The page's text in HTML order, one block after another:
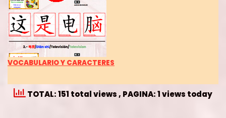
VOCABULARIO Y CARACTERES
TOTAL: 151 total views , PAGINA: 1 views today